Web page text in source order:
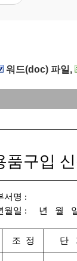
워드(doc) 파일,
품구입 신
명 :
월일 : 년 월
조 정 단